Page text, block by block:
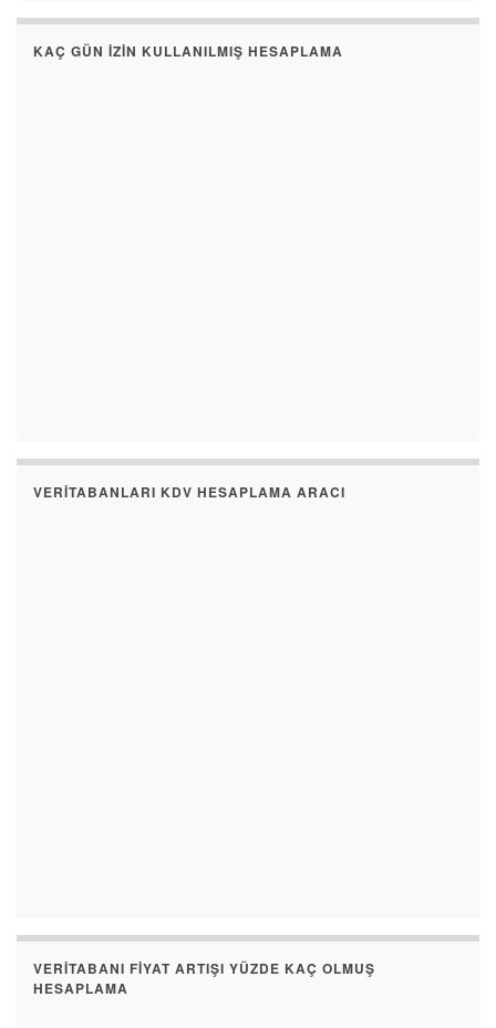
KAÇ GÜN İZIN KULLANILMIŞ HESAPLAMA
VERITABANLARI KDV HESAPLAMA ARACI
VERITABANI FIYAT ARTIŞI YÜZDE KAÇ OLMUŞ
HESAPLAMA